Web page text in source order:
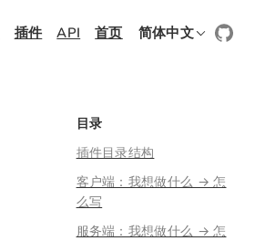
插件 API 首页 简体中文
目录
插件目录结构
客户端：我想做什么 → 怎
么写
服务端：我想做什么 → 怎